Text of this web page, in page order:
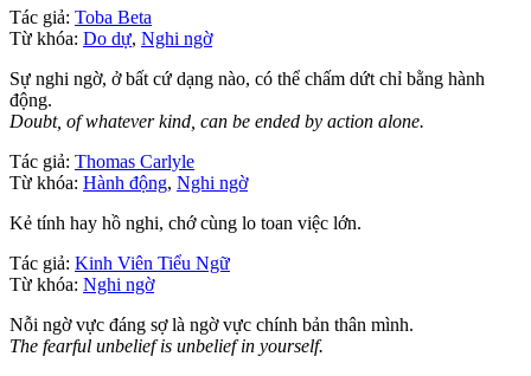
Tác giả: Toba Beta
Từ khóa: Do dự, Nghi ngờ
Sự nghi ngờ, ở bất cứ dạng nào, có thể chấm dứt chỉ bằng hành
động.
Doubt, of whatever kind, can be ended by action alone.
Tác giả: Thomas Carlyle
Từ khóa: Hành động, Nghi ngờ
Kẻ tính hay hồ nghi, chớ cùng lo toan việc lớn.
Tác giả: Kinh Viên Tiểu Ngữ
Từ khóa: Nghi ngờ
Nỗi ngờ vực đáng sợ là ngờ vực chính bản thân mình.
The fearful unbelief is unbelief in yourself.